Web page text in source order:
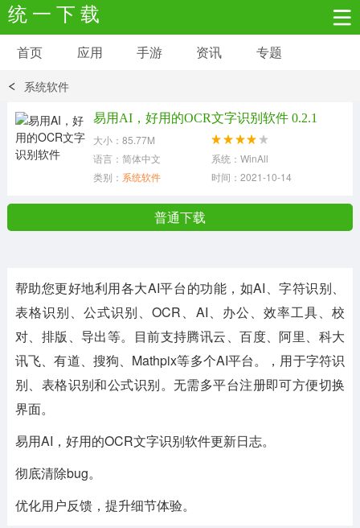
统 一 下 载
安卓应用 安卓游戏
网络购物
系统工具 其它应用
首页 应用 手游 资讯 专题
系统软件
易用AI，好用的OCR文字识别软件 0.2.1
大小：85.77M
语言：简体中文
系统：WinAll
类别： 系统软件 时间：2021-10-14
普通下载
帮助您更好地利用各大AI平台的功能，如AI、字符识别、
表格识别、公式识别、OCR、AI、办公、效率工具、校
对、排版、导出等。目前支持腾讯云、百度、阿里、科大
讯飞、有道、搜狗、Mathpix等多个AI平台。，用于字符识
别、表格识别和公式识别。无需多平台注册即可方便切换
界面。
易用AI，好用的OCR文字识别软件更新日志。
彻底清除bug。
优化用户反馈，提升细节体验。